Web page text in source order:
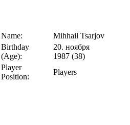
Name:
Mihhail Tsarjov
Birthday
(Age):
20. ноября
1987 (38)
Player
Position:
Players